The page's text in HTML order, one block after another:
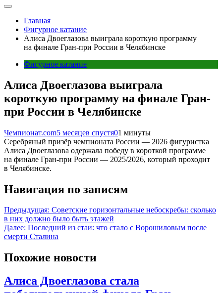
Главная
Фигурное катание
Алиса Двоеглазова выиграла короткую программу
на финале Гран-при России в Челябинске
Фигурное катание
Алиса Двоеглазова выиграла
короткую программу на финале Гран-
при России в Челябинске
Чемпионат.com5 месяцев спустя01 минуты
Серебряный призёр чемпионата России — 2026 фигуристка
Алиса Двоеглазова одержала победу в короткой программе
на финале Гран-при России — 2025/2026, который проходит
в Челябинске.
Навигация по записям
Предыдущая: Советские горизонтальные небоскребы: сколько
в них должно было быть этажей
Далее: Последний из стаи: что стало с Ворошиловым после
смерти Сталина
Похожие новости
Алиса Двоеглазова стала